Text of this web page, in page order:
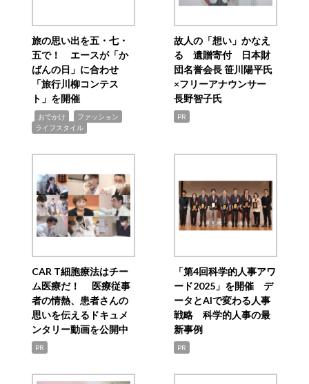
旅の思い出を五・七・
五で！ エースが「か
ばんの日」に合わせ
「旅行川柳コンテス
ト」を開催
おでかけ ファッション
ライフスタイル
故人の「想い」かなえ
る 遺贈寄付 日本財
団名誉会長 笹川陽平氏
×フリーアナウンサー
長野智子氏
PR
CAR T細胞療法はチー
ム医療だ！ 医療従事
者の情熱、患者さんの
思いを伝えるドキュメ
ンタリー動画を公開中
PR
「第4回科学的人事アワ
ード2025」を開催 デ
ータとAIで変わる人事
戦略 科学的人事の最
新事例
PR